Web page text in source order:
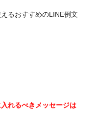
るおすすめのLINE例文
れるべきメッセージは